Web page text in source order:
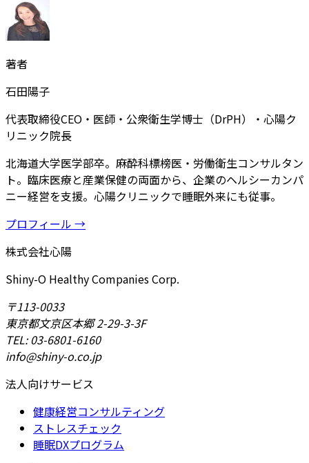
著者
石田陽子
代表取締役CEO・医師・公衆衛生学博士（DrPH）・心陽ク
リニック院長
北海道大学医学部卒。麻酔科標榜医・労働衛生コンサルタン
ト。臨床医療と産業保健の両面から、企業のヘルシーカンパ
ニー経営を支援。心陽クリニックで睡眠外来にも従事。
プロフィール →
株式会社心陽
Shiny-O Healthy Companies Corp.
〒113-0033
東京都文京区本郷 2-29-3-3F
TEL: 03-6801-6160
info@shiny-o.co.jp
法人向けサービス
健康経営コンサルティング
ストレスチェック
睡眠DXプログラム